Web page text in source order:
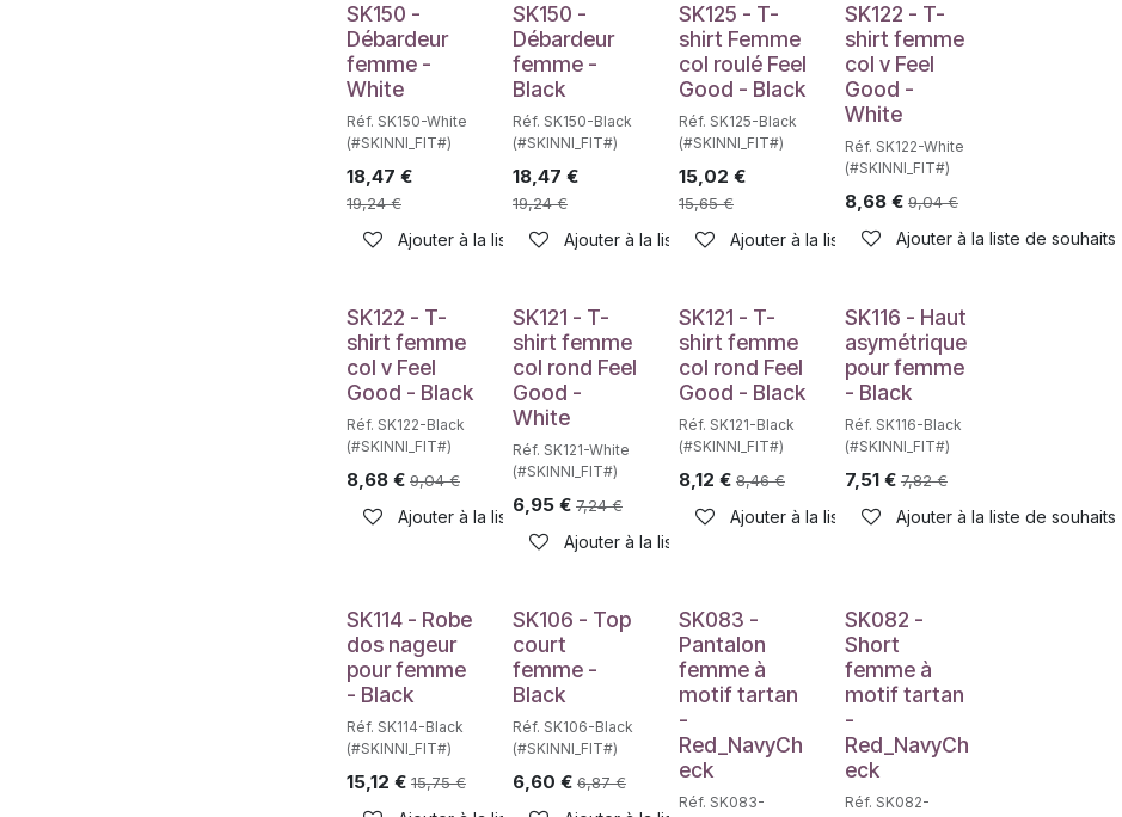
SK150 -
Débardeur
femme -
White
Réf. SK150-White
(#SKINNI_FIT#)
18,47 €
19,24€
Ajouter à la liste de souhaits
SK150 -
Débardeur
femme -
Black
Réf. SK150-Black
(#SKINNI_FIT#)
18,47 €
19,24€
Ajouter à la liste de souhaits
SK125 - T-
shirt Femme
col roulé Feel
Good - Black
Réf. SK125-Black
(#SKINNI_FIT#)
15,02 €
15,65€
Ajouter à la liste de souhaits
SK122 - T-
shirt femme
col v Feel
Good -
White
Réf. SK122-White
(#SKINNI_FIT#)
8,68€ 9,04€
Ajouter à la liste de souhaits
SK122 - T-
shirt femme
col v Feel
Good - Black
Réf. SK122-Black
(#SKINNI_FIT#)
8,68 € 9,04€
Ajouter à la liste de souhaits
SK121 - T-
shirt femme
col rond Feel
Good -
White
Réf. SK121-White
(#SKINNI_FIT#)
6,95€ 7,24€
Ajouter à la liste de souhaits
SK121 - T-
shirt femme
col rond Feel
Good - Black
Réf. SK121-Black
(#SKINNI_FIT#)
8,12 € 8,46€
Ajouter à la liste de souhaits
SK116 - Haut
asymétrique
pour femme
- Black
Réf. SK116-Black
(#SKINNI_FIT#)
7,51€ 7,82€
Ajouter à la liste de souhaits
SK114 - Robe
dos nageur
pour femme
- Black
Réf. SK114-Black
(#SKINNI_FIT#)
15,12 € 15,75€
SK106 - Top
court
femme -
Black
Réf. SK106-Black
(#SKINNI_FIT#)
6,60 € 6,87€
SK083 -
Pantalon
femme à
motif tartan
-
Red_NavyCh
eck
Réf. SK083-
SK082 -
Short
femme à
motif tartan
-
Red_NavyCh
eck
Réf. SK082-